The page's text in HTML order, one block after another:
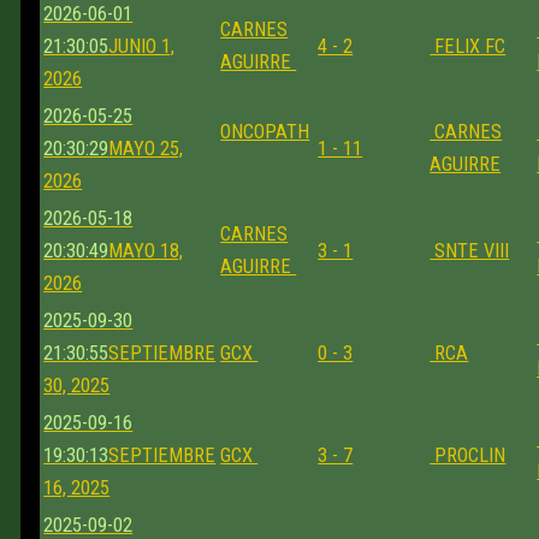
2026-06-01
21:30:05JUNIO 1,
2026
CARNES
AGUIRRE
4 - 2 FELIX FC
2026-05-25
20:30:29MAYO 25,
2026
ONCOPATH
1 - 11
CARNES
AGUIRRE
2026-05-18
20:30:49MAYO 18,
2026
CARNES
AGUIRRE
3 - 1 SNTE VIII
2025-09-30
21:30:55SEPTIEMBRE
30, 2025
GCX 0 - 3 RCA
2025-09-16
19:30:13SEPTIEMBRE
16, 2025
GCX 3 - 7 PROCLIN
2025-09-02